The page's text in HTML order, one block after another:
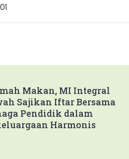
Makan, MI Integral
Sajikan Iftar Bersama
Pendidik dalam
Harmonis